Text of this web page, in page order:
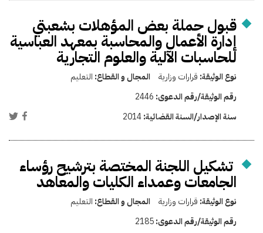
قبول حملة بعض المؤهلات بشعبتي
إدارة الأعمال والمحاسبة بمعهد العباسية
للحاسبات الآلية والعلوم التجارية
نوع الوثيقة: قرارات وزارية المجال و القطاع: التعليم
رقم الوثيقة/رقم الدعوى: 2446
سنة الإصدار/السنة القضائية:2014
تشكيل اللجنة المختصة بترشيح رؤساء
الجامعات وعمداء الكليات والمعاهد
نوع الوثيقة: قرارات وزارية المجال و القطاع: التعليم
رقم الوثيقة/رقم الدعوى:2185